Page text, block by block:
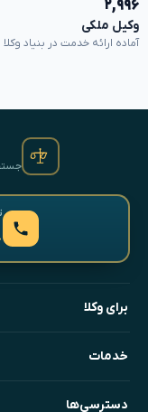
۲,۹۹۶
وکیل ملکی
آماده ارائه خدمت در بنیاد وکلا
برای وکلا
خدمات
دسترسی‌ها